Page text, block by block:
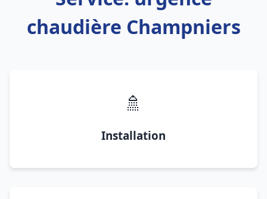
chaudière Champniers
🚿
Installation